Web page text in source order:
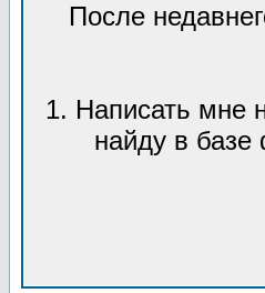
После
1. Написать мне
найду в